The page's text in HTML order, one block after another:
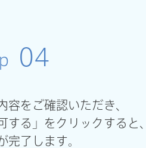
04
容をご確認いただき、
する」をクリックすると、
完了します。